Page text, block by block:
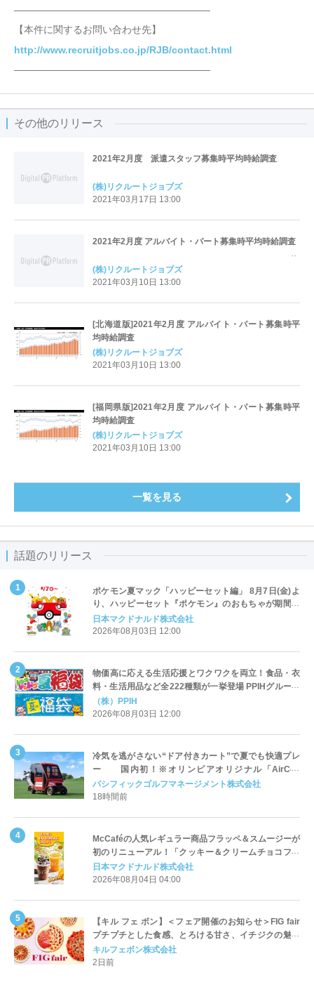
――――――――――――――――――――
【本件に関するお問い合わせ先】
http://www.recruitjobs.co.jp/RJB/contact.html
――――――――――――――――――――
その他のリリース
2021年2月度 派遣スタッフ募集時平均時給調査
(株)リクルートジョブズ
2021年03月17日 13:00
2021年2月度 アルバイト・パート募集時平均時給調査
(株)リクルートジョブズ
2021年03月10日 13:00
[北海道版]2021年2月度 アルバイト・パート募集時平
均時給調査
(株)リクルートジョブズ
2021年03月10日 13:00
[福岡県版]2021年2月度 アルバイト・パート募集時平
均時給調査
(株)リクルートジョブズ
2021年03月10日 13:00
一覧を見る
話題のリリース
ポケモン夏マック「ハッピーセット編」 8月7日(金)よ
り、ハッピーセット『ポケモン』のおもちゃが期間限
定登場
日本マクドナルド株式会社
2026年08月03日 12:00
物価高に応える生活応援とワクワクを両立！食品・衣
料・生活用品など全222種類が一挙登場 PPIHグループ
「夏福袋」＆セール 8月6日(木)より順次スタート
（株）PPIH
2026年08月03日 12:00
冷気を逃がさない“ドア付きカート”で夏でも快適プレ
ー 国内初！※オリンピアオリジナル「AirCon
Cart（エアコンカート）」導入 | ＰＧＭ
パシフィックゴルフマネージメント株式会社
18時間前
McCaféの人気レギュラー商品フラッペ＆スムージーが
初のリニューアル！「クッキー＆クリームチョコフラ
ッペ」「マンゴースムージー」8月5日（水）から販売
開始
日本マクドナルド株式会社
2026年08月04日 04:00
【キル フェ ボン】＜フェア開催のお知らせ＞FIG fair
プチプチとした食感、とろける甘さ、イチジクの魅力
をたっぷりと。新作を含め、イチジク尽くしの全4種が
登場8月20日（木）スタート
キルフェボン株式会社
2日前